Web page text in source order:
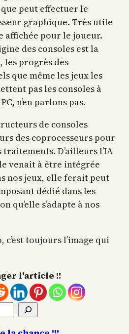
peut effectuer le
graphique. Très utile
affichée pour le joueur.
des consoles est la
les progrès des
que même les jeux les
pas les consoles à
n’en parlons pas.
de consoles
des coprocesseurs pour
D’ailleurs l’IA
venait à être intégrée
nos jeux, elle ferait peut
dédié dans les
qu’elle s’adapte à nos
c’est toujours l’image qui
l'article !!